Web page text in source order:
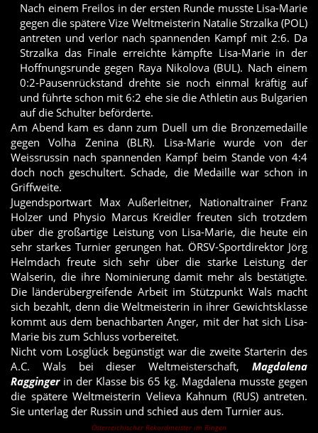
Nach einem Freilos in der ersten Runde musste Lisa-Marie
gegen die spätere Vize Weltmeisterin Natalie Strzalka (POL)
antreten und verlor nach spannenden Kampf mit 2:6. Da
Strzalka das Finale erreichte kämpfte Lisa-Marie in der
Hoffnungsrunde gegen Raya Nikolova (BUL). Nach einem
0:2-Pausenrückstand drehte sie noch einmal kräftig auf
und führte schon mit 6:2 ehe sie die Athletin aus Bulgarien
auf die Schulter beförderte.
Am Abend kam es dann zum Duell um die Bronzemedaille
gegen Volha Zenina (BLR). Lisa-Marie wurde von der
Weissrussin nach spannenden Kampf beim Stande von 4:4
doch noch geschultert. Schade, die Medaille war schon in
Griffweite.
Jugendsportwart Max Außerleitner, Nationaltrainer Franz
Holzer und Physio Marcus Kreidler freuten sich trotzdem
über die großartige Leistung von Lisa-Marie, die heute ein
sehr starkes Turnier gerungen hat. ÖRSV-Sportdirektor Jörg
Helmdach freute sich sehr über die starke Leistung der
Walserin, die ihre Nominierung damit mehr als bestätigte.
Die länderübergreifende Arbeit im Stützpunkt Wals macht
sich bezahlt, denn die Weltmeisterin in ihrer Gewichtsklasse
kommt aus dem benachbarten Anger, mit der hat sich Lisa-
Marie bis zum Schluss vorbereitet.
Nicht vom Losglück begünstigt war die zweite Starterin des
A.C. Wals bei dieser Weltmeisterschaft, Magdalena
Raggingerin der Klasse bis 65 kg. Magdalena musste gegen
die spätere Weltmeisterin Velieva Kahnum (RUS) antreten.
Sie unterlag der Russin und schied aus dem Turnier aus.
Österreichischer Rekordmeister im Ringen